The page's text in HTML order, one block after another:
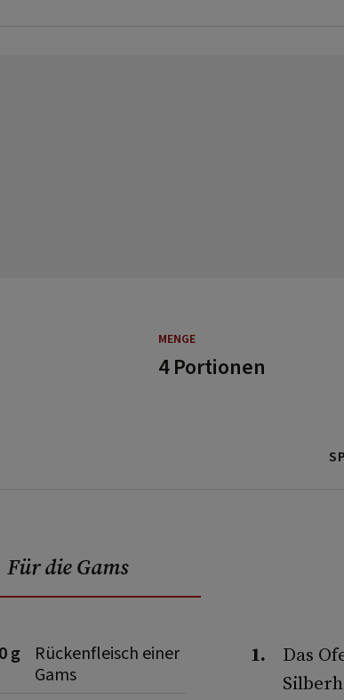
MENGE
4 Portionen
Für die Gams
g
Rückenfleisch einer
Gams
Das